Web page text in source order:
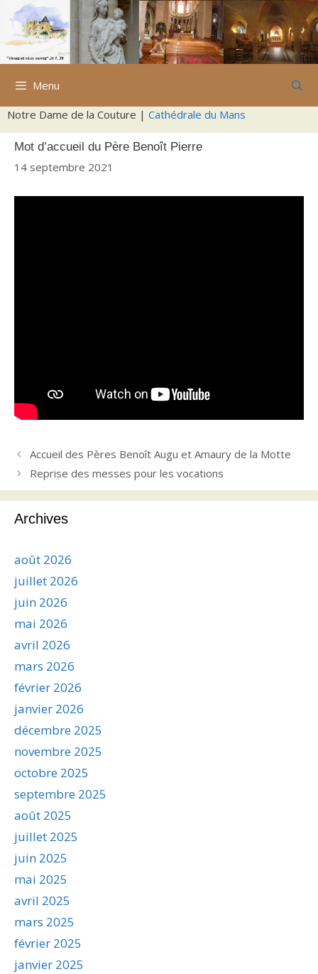
Aller
contenu
Menu
Notre Dame de la Couture | Cathédrale du Mans
Mot d’accueil du Père Benoît Pierre
14 septembre 2021
Accueil des Pères Benoît Augu et Amaury de la Motte
Reprise des messes pour les vocations
Archives
août 2026
juillet 2026
juin 2026
mai 2026
avril 2026
mars 2026
février 2026
janvier 2026
décembre 2025
novembre 2025
octobre 2025
septembre 2025
août 2025
juillet 2025
juin 2025
mai 2025
avril 2025
mars 2025
février 2025
janvier 2025